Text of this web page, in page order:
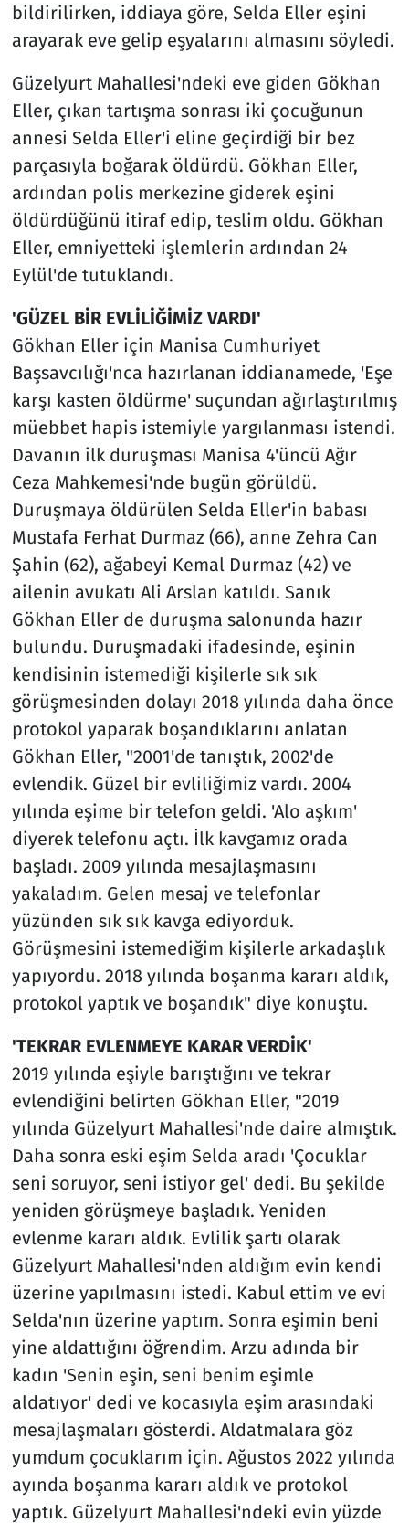
bildirilirken, iddiaya göre, Selda Eller eşini
arayarak eve gelip eşyalarını almasını söyledi.
Güzelyurt Mahallesi'ndeki eve giden Gökhan
Eller, çıkan tartışma sonrası iki çocuğunun
annesi Selda Eller'i eline geçirdiği bir bez
parçasıyla boğarak öldürdü. Gökhan Eller,
ardından polis merkezine giderek eşini
öldürdüğünü itiraf edip, teslim oldu. Gökhan
Eller, emniyetteki işlemlerin ardından 24
Eylül'de tutuklandı.
'GÜZEL BİR EVLİLİĞİMİZ VARDI'
Gökhan Eller için Manisa Cumhuriyet
Başsavcılığı'nca hazırlanan iddianamede, 'Eşe
karşı kasten öldürme' suçundan ağırlaştırılmış
müebbet hapis istemiyle yargılanması istendi.
Davanın ilk duruşması Manisa 4'üncü Ağır
Ceza Mahkemesi'nde bugün görüldü.
Duruşmaya öldürülen Selda Eller'in babası
Mustafa Ferhat Durmaz (66), anne Zehra Can
Şahin (62), ağabeyi Kemal Durmaz (42) ve
ailenin avukatı Ali Arslan katıldı. Sanık
Gökhan Eller de duruşma salonunda hazır
bulundu. Duruşmadaki ifadesinde, eşinin
kendisinin istemediği kişilerle sık sık
görüşmesinden dolayı 2018 yılında daha önce
protokol yaparak boşandıklarını anlatan
Gökhan Eller, "2001'de tanıştık, 2002'de
evlendik. Güzel bir evliliğimiz vardı. 2004
yılında eşime bir telefon geldi. 'Alo aşkım'
diyerek telefonu açtı. İlk kavgamız orada
başladı. 2009 yılında mesajlaşmasını
yakaladım. Gelen mesaj ve telefonlar
yüzünden sık sık kavga ediyorduk.
Görüşmesini istemediğim kişilerle arkadaşlık
yapıyordu. 2018 yılında boşanma kararı aldık,
protokol yaptık ve boşandık" diye konuştu.
'TEKRAR EVLENMEYE KARAR VERDİK'
2019 yılında eşiyle barıştığını ve tekrar
evlendiğini belirten Gökhan Eller, "2019
yılında Güzelyurt Mahallesi'nde daire almıştık.
Daha sonra eski eşim Selda aradı 'Çocuklar
seni soruyor, seni istiyor gel' dedi. Bu şekilde
yeniden görüşmeye başladık. Yeniden
evlenme kararı aldık. Evlilik şartı olarak
Güzelyurt Mahallesi'nden aldığım evin kendi
üzerine yapılmasını istedi. Kabul ettim ve evi
Selda'nın üzerine yaptım. Sonra eşimin beni
yine aldattığını öğrendim. Arzu adında bir
kadın 'Senin eşin, seni benim eşimle
aldatıyor' dedi ve kocasıyla eşim arasındaki
mesajlaşmaları gösterdi. Aldatmalara göz
yumdum çocuklarım için. Ağustos 2022 yılında
ayında boşanma kararı aldık ve protokol
yaptık. Güzelyurt Mahallesi'ndeki evin yüzde